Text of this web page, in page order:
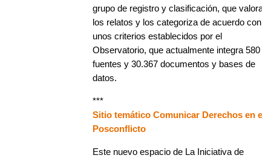
grupo de registro y clasificación, que valora
los relatos y los categoriza de acuerdo con
unos criterios establecidos por el
Observatorio, que actualmente integra 580
fuentes y 30.367 documentos y bases de
datos.
***
Sitio temático Comunicar Derechos en el
Posconflicto
Este nuevo espacio de La Iniciativa de